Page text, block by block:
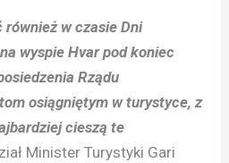
w czasie Dni
wyspie Hvar pod koniec
Rządu
osiągniętym w turystyce, z
cieszą te
Minister Turystyki Gari